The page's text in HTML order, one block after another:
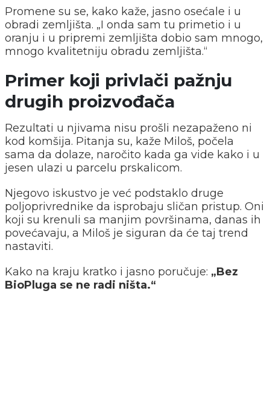
Promene su se, kako kaže, jasno osećale i u
obradi zemljišta. „I onda sam tu primetio i u
oranju i u pripremi zemljišta dobio sam mnogo,
mnogo kvalitetniju obradu zemljišta.“
Primer koji privlači pažnju
drugih proizvođača
Rezultati u njivama nisu prošli nezapaženo ni
kod komšija. Pitanja su, kaže Miloš, počela
sama da dolaze, naročito kada ga vide kako i u
jesen ulazi u parcelu prskalicom.
Njegovo iskustvo je već podstaklo druge
poljoprivrednike da isprobaju sličan pristup. Oni
koji su krenuli sa manjim površinama, danas ih
povećavaju, a Miloš je siguran da će taj trend
nastaviti.
Kako na kraju kratko i jasno poručuje: „Bez
BioPluga se ne radi ništa.“